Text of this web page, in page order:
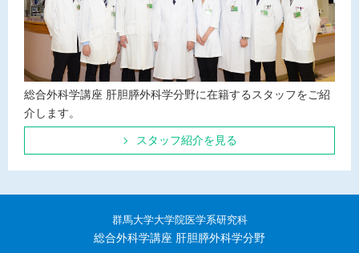
総合外科学講座 肝胆膵外科学分野に在籍するスタッフをご紹
介します。
スタッフ紹介を見る
群馬大学大学院医学系研究科
総合外科学講座 肝胆膵外科学分野